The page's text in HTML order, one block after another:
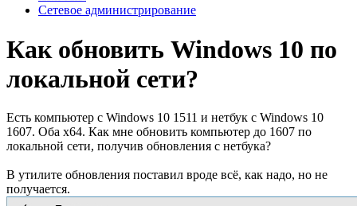
Сетевое администрирование
Как обновить Windows 10 по
локальной сети?
Есть компьютер с Windows 10 1511 и нетбук с Windows 10
1607. Оба x64. Как мне обновить компьютер до 1607 по
локальной сети, получив обновления с нетбука?
В утилите обновления поставил вроде всё, как надо, но не
получается.